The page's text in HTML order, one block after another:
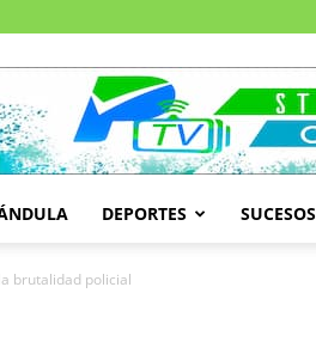
DEPORTES SUCESOS
brutalidad policial